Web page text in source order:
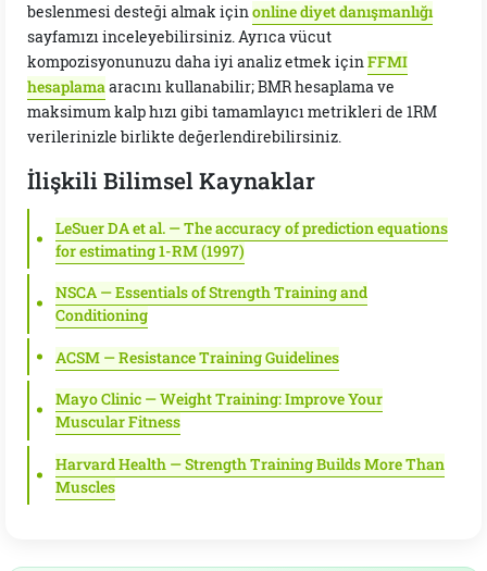
beslenmesi desteği almak içinonline diyet danışmanlığı
sayfamızı inceleyebilirsiniz. Ayrıca vücut
kompozisyonunuzu daha iyi analiz etmek içinFFMI
hesaplamaaracını kullanabilir; BMR hesaplama ve
maksimum kalp hızı gibi tamamlayıcı metrikleri de 1RM
verilerinizle birlikte değerlendirebilirsiniz.
İlişkili Bilimsel Kaynaklar
LeSuer DA et al. — The accuracy of prediction equations
for estimating 1-RM (1997)
NSCA — Essentials of Strength Training and
Conditioning
ACSM — Resistance Training Guidelines
Mayo Clinic — Weight Training: Improve Your
Muscular Fitness
Harvard Health — Strength Training Builds More Than
Muscles